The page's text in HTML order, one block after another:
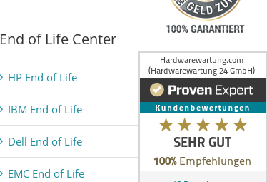
End of Life Center
HP End of Life
IBM End of Life
Dell End of Life
EMC End of Life